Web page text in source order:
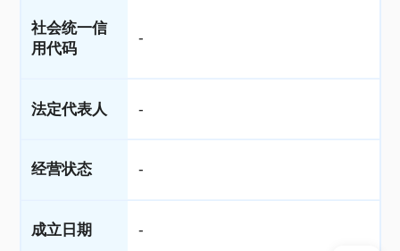
社会统一信
用代码
-
法定代表人 -
经营状态 -
成立日期 -